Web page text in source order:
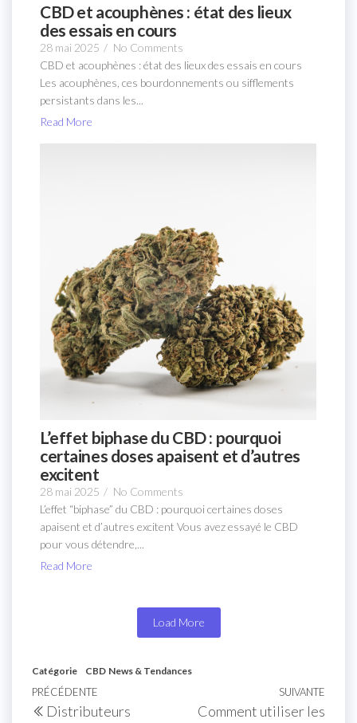
CBD et acouphènes : état des lieux
des essais en cours
28 mai 2025 / No Comments
CBD et acouphènes : état des lieux des essais en cours
Les acouphènes, ces bourdonnements ou sifflements
persistants dans les...
Read More
L’effet biphase du CBD : pourquoi
certaines doses apaisent et d’autres
excitent
28 mai 2025 / No Comments
L’effet “biphase” du CBD : pourquoi certaines doses
apaisent et d’autres excitent Vous avez essayé le CBD
pour vous détendre,...
Read More
Load More
Catégorie CBD News & Tendances
PRÉCÉDENTE
Distributeurs
SUIVANTE
Comment utiliser les